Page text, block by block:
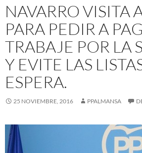
NAVARRO VISITA
PARA PEDIR A
TRABAJE POR LA
Y EVITE LAS
ESPERA.
25 NOVIEMBRE, 2016 PPALMANSA